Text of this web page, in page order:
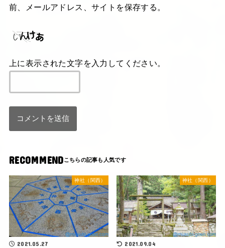
前、メールアドレス、サイトを保存する。
上に表示された文字を入力してください。
RECOMMEND
神社（関西）
2021.05.27
神社（関西）
2021.09.04